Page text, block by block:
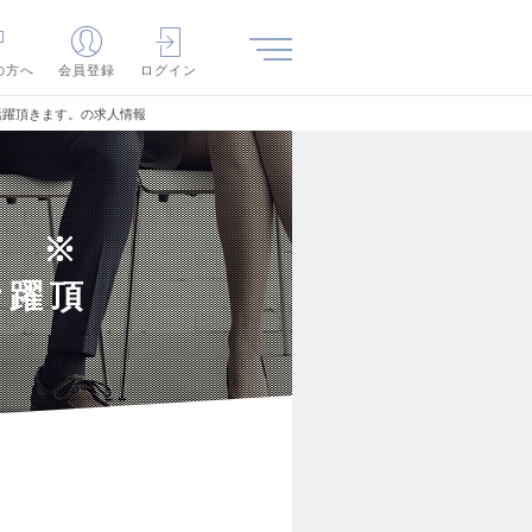
方へ 会員登録 ログイン
頂きます。の求人情報
※
頂